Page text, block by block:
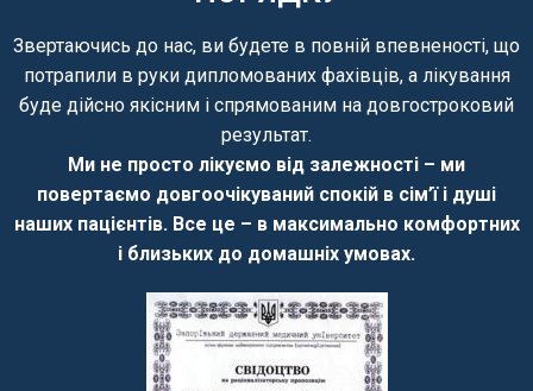
Звертаючись до нас, ви будете в повній впевненості, що
потрапили в руки дипломованих фахівців, а лікування
буде дійсно якісним і спрямованим на довгостроковий
результат.
Ми не просто лікуємо від залежності – ми
повертаємо довгоочікуваний спокій в сім’ї і душі
наших пацієнтів. Все це – в максимально комфортних
і близьких до домашніх умовах.